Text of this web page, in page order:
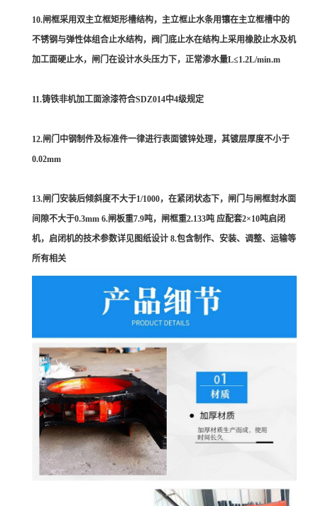
10.闸框采用双主立框矩形槽结构，主立框止水条用镶在主立框槽中的
不锈钢与弹性体组合止水结构，阀门底止水在结构上采用橡胶止水及机
加工面硬止水，闸门在设计水头压力下，正常渗水量L≤1.2L/min.m
11.铸铁非机加工面涂漆符合SDZ014中4级规定
12.闸门中钢制件及标准件一律进行表面镀锌处理，其镀层厚度不小于
0.02mm
13.闸门安装后倾斜度不大于1/1000，在紧闭状态下，闸门与闸框封水面
间隙不大于0.3mm 6.闸板重7.9吨，闸框重2.133吨 应配套2×10吨启闭
机，启闭机的技术参数详见图纸设计 8.包含制作、安装、调整、运输等
所有相关